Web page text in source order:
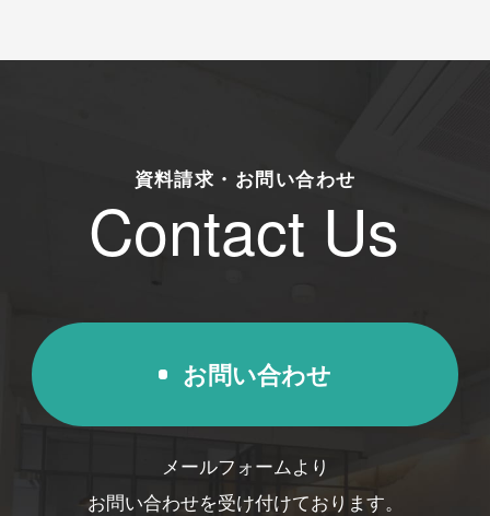
資料請求・お問い合わせ
Contact Us
お問い合わせ
メールフォームより
お問い合わせを受け付けております。